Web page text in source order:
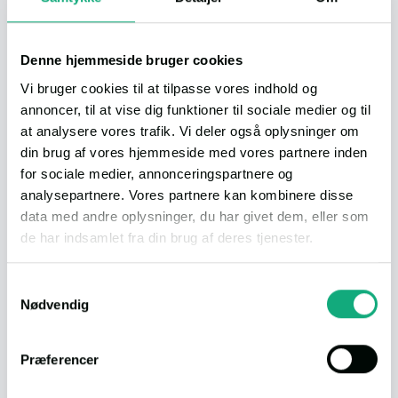
Denne hjemmeside bruger cookies
Vi bruger cookies til at tilpasse vores indhold og
annoncer, til at vise dig funktioner til sociale medier og til
at analysere vores trafik. Vi deler også oplysninger om
din brug af vores hjemmeside med vores partnere inden
for sociale medier, annonceringspartnere og
analysepartnere. Vores partnere kan kombinere disse
data med andre oplysninger, du har givet dem, eller som
de har indsamlet fra din brug af deres tjenester.
Nødvendig
Præferencer
. Et dejligt hyggeligt hus der trods det stadig kun er opgraderet
El rapport udarbejdet i 2026 ligeså fin og efterfølgende
udbedret.. Det er et hus med mange muligheder.
Kom og kig.
Link til anden webside eller informationer om boligen:
Se boligen på Boliga.dk
Beregn boliglån
VILLA